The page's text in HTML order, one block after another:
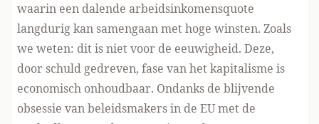
waarin een dalende arbeidsinkomensquote
langdurig kan samengaan met hoge winsten. Zoals
we weten: dit is niet voor de eeuwigheid. Deze,
door schuld gedreven, fase van het kapitalisme is
economisch onhoudbaar. Ondanks de blijvende
obsessie van beleidsmakers in de EU met de